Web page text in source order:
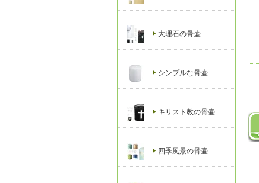
大理石の骨壷
シンプルな骨壷
キリスト教の骨壷
四季風景の骨壷